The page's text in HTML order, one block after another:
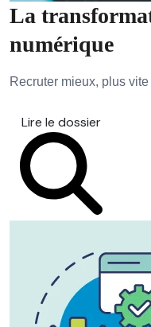
La
numérique
Recruter mieux, plus
Lire le dossier